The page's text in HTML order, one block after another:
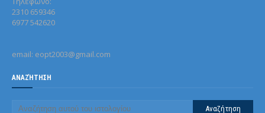
2310 659346
6977 542620
email: eopt2003@gmail.com
ΑΝΑΖΉΤΗΣΗ